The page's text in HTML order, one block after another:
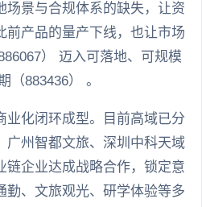
场景与合规体系的缺失，让资
前产品的量产下线，也让市场
） 迈入可落地、可规模
（883436） 。
业化闭环成型。目前高域已分
广州智都文旅、深圳中科天域
链企业达成战略合作，锁定意
勤、文旅观光、研学体验等多